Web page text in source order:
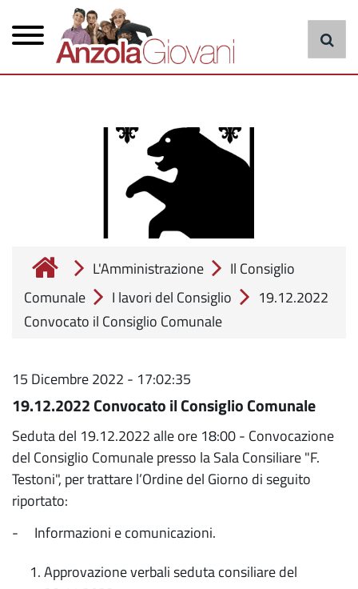
contenuto
principale
principale
cerca
L'Amministrazione
Il Consiglio
Comunale
I lavori del Consiglio
19.12.2022
Convocato il Consiglio Comunale
15 Dicembre 2022 - 17:02:35
19.12.2022 Convocato il Consiglio Comunale
Seduta del 19.12.2022 alle ore 18:00 - Convocazione
del Consiglio Comunale presso la Sala Consiliare "F.
Testoni", per trattare l’Ordine del Giorno di seguito
riportato:
- Informazioni e comunicazioni.
Approvazione verbali seduta consiliare del